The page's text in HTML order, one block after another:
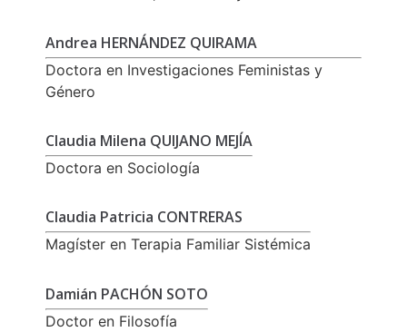
Andrea HERNÁNDEZ QUIRAMA
Doctora en Investigaciones Feministas y
Género
Claudia Milena QUIJANO MEJÍA
Doctora en Sociología
Claudia Patricia CONTRERAS
Magíster en Terapia Familiar Sistémica
Damián PACHÓN SOTO
Doctor en Filosofía